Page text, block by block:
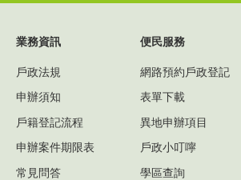
業務資訊
戶政法規
申辦須知
戶籍登記流程
申辦案件期限表
常見問答
便民服務
網路預約戶政登記
表單下載
異地申辦項目
戶政小叮嚀
學區查詢